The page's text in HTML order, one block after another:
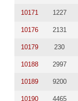
10171 1227
10176 2131
10179 230
10188 2997
10189 9200
10190 4465